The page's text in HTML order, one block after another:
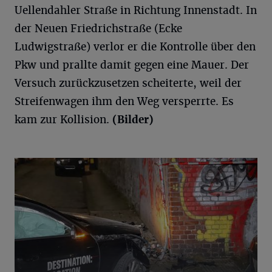
Uellendahler Straße in Richtung Innenstadt. In
der Neuen Friedrichstraße (Ecke
Ludwigstraße) verlor er die Kontrolle über den
Pkw und prallte damit gegen eine Mauer. Der
Versuch zurückzusetzen scheiterte, weil der
Streifenwagen ihm den Weg versperrte. Es
kam zur Kollision. (Bilder)